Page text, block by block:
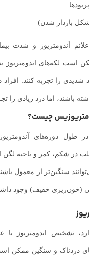
شدن)
آندومتریوز و شدت بیماری
لکه‌های اندومتریوز
را تجربه کنند. افراد
اما درد زیادی را تجربه
چیست؟
دوره‌های آندومتریوز،
در شکم، کمر و ناحیه لگن
سنگین‌تر از معمول
خفیف) وجود داشته
تشخیص اندومتریوز با
و سنگین ممکن است